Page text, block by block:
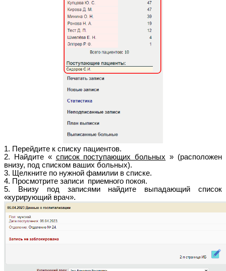
1. Перейдите к списку пациентов.
2. Найдите « список поступающих больных » (расположен
внизу, под списком ваших больных).
3. Щелкните по нужной фамилии в списке.
4. Просмотрите записи приемного покоя.
5. Внизу под записями найдите выпадающий список
«курирующий врач».